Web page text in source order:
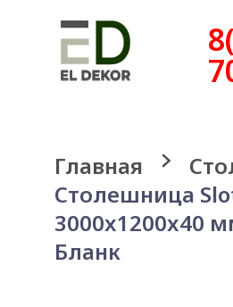
Главная
Столешница
3000x1200x40
Бланк